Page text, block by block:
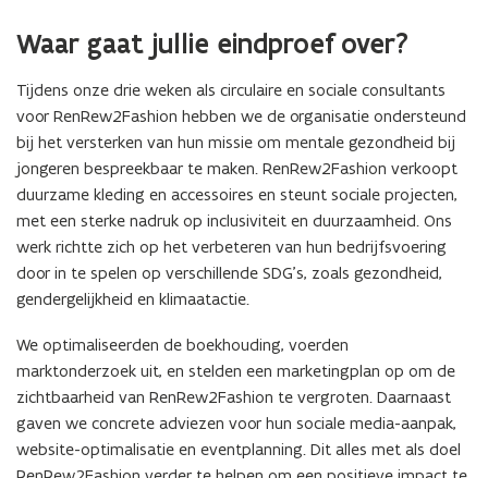
Waar gaat jullie eindproef over?
Tijdens onze drie weken als circulaire en sociale consultants
voor RenRew2Fashion hebben we de organisatie ondersteund
bij het versterken van hun missie om mentale gezondheid bij
jongeren bespreekbaar te maken. RenRew2Fashion verkoopt
duurzame kleding en accessoires en steunt sociale projecten,
met een sterke nadruk op inclusiviteit en duurzaamheid. Ons
werk richtte zich op het verbeteren van hun bedrijfsvoering
door in te spelen op verschillende SDG’s, zoals gezondheid,
gendergelijkheid en klimaatactie.
We optimaliseerden de boekhouding, voerden
marktonderzoek uit, en stelden een marketingplan op om de
zichtbaarheid van RenRew2Fashion te vergroten. Daarnaast
gaven we concrete adviezen voor hun sociale media-aanpak,
website-optimalisatie en eventplanning. Dit alles met als doel